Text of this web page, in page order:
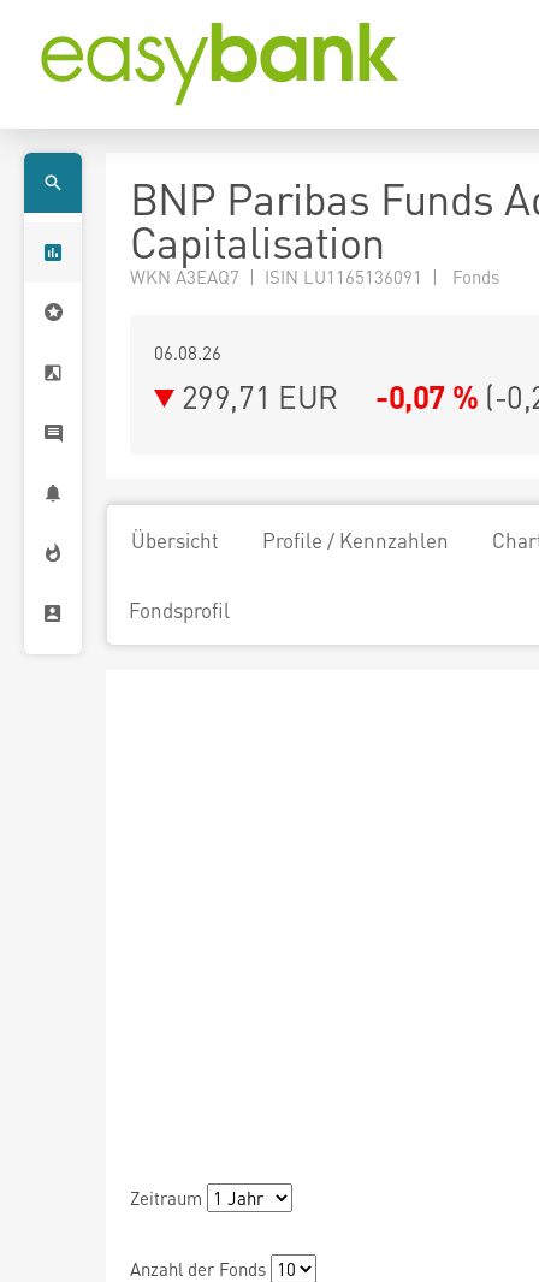
BNP Paribas Funds
Capitalisation
WKN A3EAQ7 | ISIN LU1165136091 | Fonds
06.08.26
299,71 EUR -0,07 % (-
Übersicht Profile / Kennzahlen
Fondsprofil
Zeitraum
Anzahl der Fonds